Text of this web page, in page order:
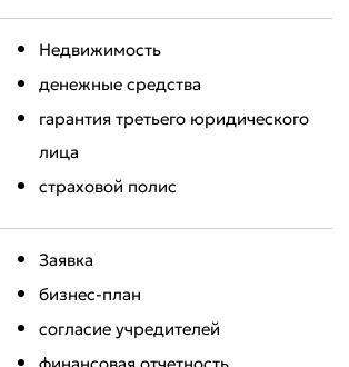
обслуживания
обращение
Недвижимость
денежные средства
гарантия третьего юридического
лица
cтраховой полис
Заявка
бизнес-план
согласие учредителей